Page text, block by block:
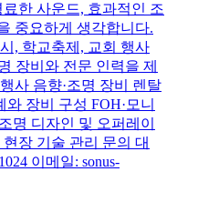
한 사운드, 효과적인 조
중요하게 생각합니다.
, 학교축제, 교회 행사
장비와 전문 인력을 제
사 음향·조명 장비 렌탈
장비 구성 FOH·모니
명 디자인 및 오퍼레이
장 기술 관리 문의 대
이메일: sonus-